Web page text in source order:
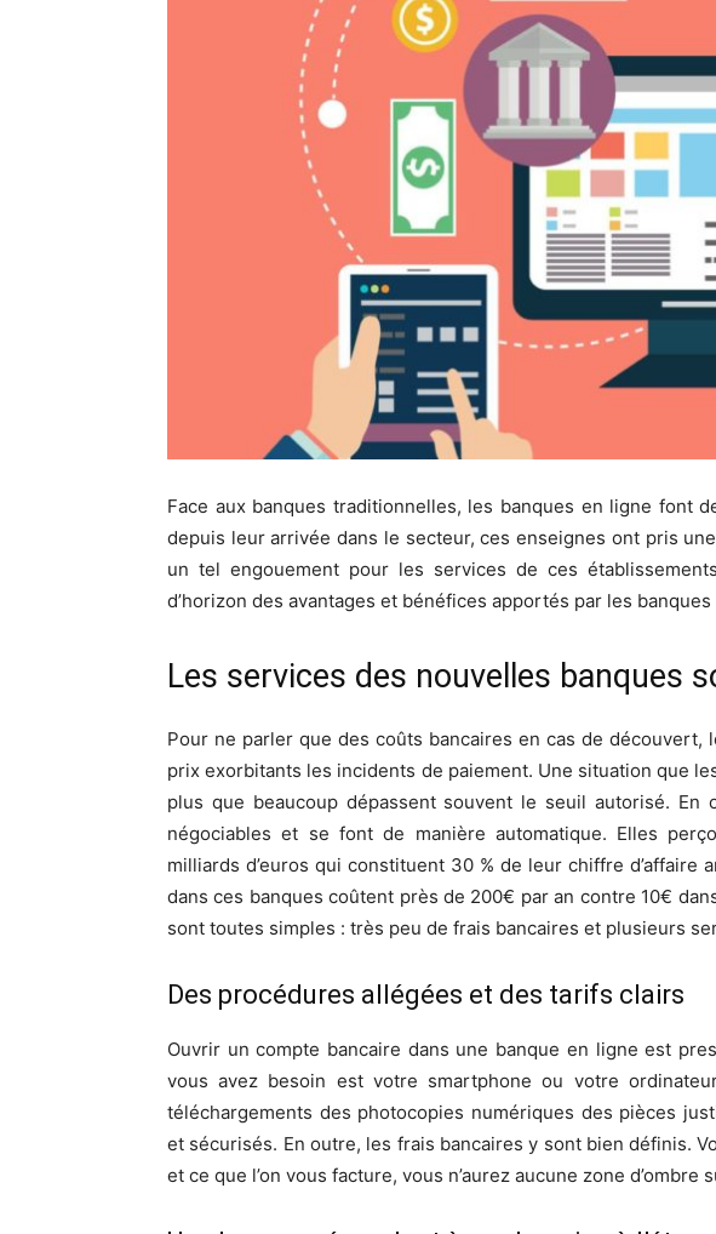
Face aux banques traditionnelles, les banques en ligne font
depuis leur arrivée dans le secteur, ces enseignes ont pris
un tel engouement pour les services de ces
d’horizon des avantages et bénéfices apportés par les
Les services des nouvelles banques
Pour ne parler que des coûts bancaires en cas de découvert,
prix exorbitants les incidents de paiement. Une situation que
plus que beaucoup dépassent souvent le seuil autorisé. En
négociables et se font de manière automatique. Elles
milliards d’euros qui constituent 30 % de leur chiffre d’affaire
dans ces banques coûtent près de 200€ par an contre 10€
sont toutes simples : très peu de frais bancaires et plusieurs
Des procédures allégées et des tarifs clairs
Ouvrir un compte bancaire dans une banque en ligne est
vous avez besoin est votre smartphone ou votre
téléchargements des photocopies numériques des pièces
et sécurisés. En outre, les frais bancaires y sont bien définis.
et ce que l’on vous facture, vous n’aurez aucune zone d’ombre